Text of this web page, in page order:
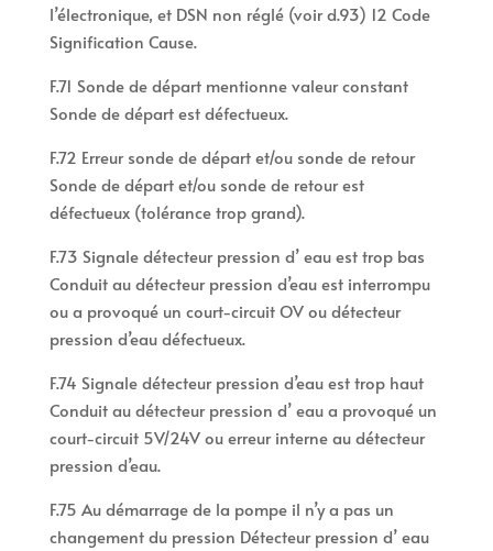
l’électronique, et DSN non réglé (voir d.93) 12 Code
Signification Cause.
F.71 Sonde de départ mentionne valeur constant
Sonde de départ est défectueux.
F.72 Erreur sonde de départ et/ou sonde de retour
Sonde de départ et/ou sonde de retour est
défectueux (tolérance trop grand).
F.73 Signale détecteur pression d’ eau est trop bas
Conduit au détecteur pression d’eau est interrompu
ou a provoqué un court-circuit OV ou détecteur
pression d’eau défectueux.
F.74 Signale détecteur pression d’eau est trop haut
Conduit au détecteur pression d’ eau a provoqué un
court-circuit 5V/24V ou erreur interne au détecteur
pression d’eau.
F.75 Au démarrage de la pompe il n’y a pas un
changement du pression Détecteur pression d’ eau